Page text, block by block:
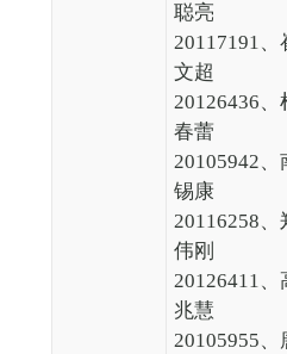
聪亮
20117191、
文超
20126436、
春蕾
20105942、
锡康
20116258、
伟刚
20126411、
兆慧
20105955、